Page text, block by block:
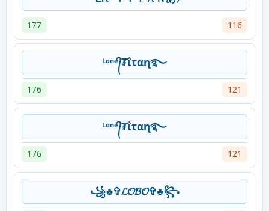
177 116
ᴸᵒⁿᵉ᭄₮ΐταɳ࿐
176 121
ᴸᵒⁿᵉ᭄₮ΐταɳ࿐
176 121
꧁♣✞𝓛𝓞𝓑𝓞✞♣꧂